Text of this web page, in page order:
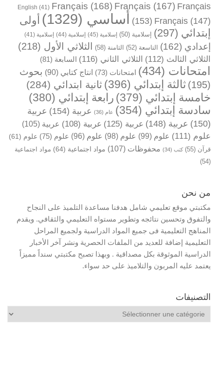
English (41) Français (168) Français (167) Français
(153) Français (147) أساسي (1329)
أولى
إبتدائي (297) إسلامية (50) إسلامية (45) إسلامية (44) إسلامية (41)
إعدادي (162) التاسعة (52) الثامنة (58) الثلاثي الأول (218)
الثلاثي الثالث (112) الثلاثي الثاني (116) السابعة (81)
امتحانات (434) امتحانات (73) انتاج كتابي (90)
بحوث
(195)
ثالثة إبتدائي (396) ثانية ابتدائي (284)
خامسة إبتدائي (379) رابعة إبتدائي (380)
سادسة إبتدائي (354) عام (36) عربية (154)
عربية
(150)
عربية (148) عربية (125) عربية (108) عربية (105)
علوم (111) علوم (99) علوم (98) علوم (96) علوم (75) علوم (61)
قرآن (55) كتب (34) محفوظات (107) مواد اجتماعية (64)
مواد اجتماعية
(54)
من نحن
مكتبتي موقع تعليمي شامل هدفنا مساعدة التلميذ على النجاح
والتفوق وتحسين نتائجه وتطوير مستواه التعليمي والثقافي. ويقدم
المناهج التعليمية فى جميع المواد الدراسية ولجميع المراحل
التعليمية إضافة للعديد من الملفات الحصرية ونشر آخر الأخبار
الدراسية الموثوقة بكل مصداقية . وبهذا تصبح مكتبتي سنداً مميزاً
يعتمد عليه المربون والتلاميذ على حد سواء.
التصنيفات
التصنيفات